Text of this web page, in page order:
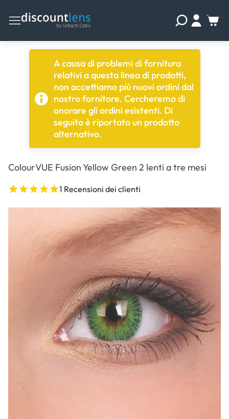
A causa di problemi di fornitura
relativi a questa linea di prodotti,
non accettiamo più nuovi ordini dal
nostro fornitore. Cercheremo di
onorare gli ordini esistenti. Di
seguito è riportato un prodotto
alternativo.
ColourVUE Fusion Yellow Green 2 lenti a tre mesi
1 Recensioni dei clienti